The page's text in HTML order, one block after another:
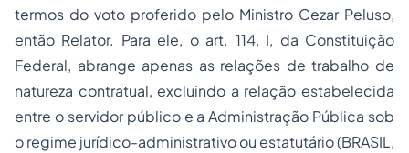
termos do voto proferido pelo Ministro Cezar Peluso,
então Relator. Para ele, o art. 114, I, da Constituição
Federal, abrange apenas as relações de trabalho de
natureza contratual, excluindo a relação estabelecida
entre o servidor público e a Administração Pública sob
o regime jurídico-administrativo ou estatutário (BRASIL,